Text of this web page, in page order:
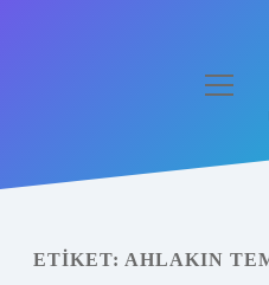
Yasal Uyarı
menüyü
ETIKET: AHLAKIN